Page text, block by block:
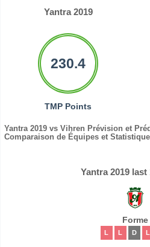
Yantra 2019
230.4
TMP Points
Yantra 2019 vs Vihren Prévision et
Comparaison de Équipes et
Yantra 2019 last
Forme
L L D L